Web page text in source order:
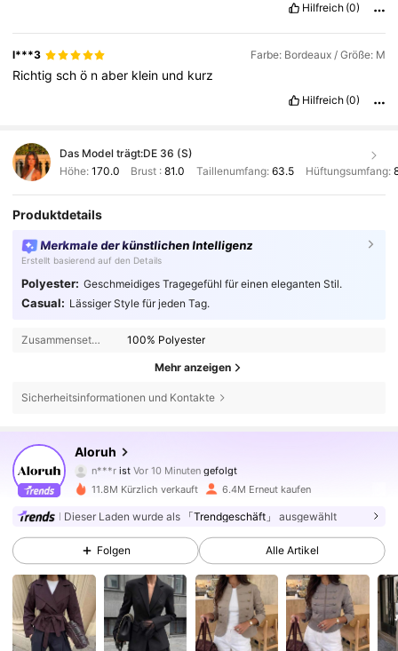
Hilfreich (0)
l***3 Farbe: Bordeaux / Größe: M
Richtigschö naber klein und kurz
Hilfreich (0)
Das Model trägt:DE 36 (S)
Höhe: 170.0 Brust :81.0 Taillenumfang: 63.5 Hüftungsumfang:
Produktdetails
Merkmale der künstlichen Intelligenz
Erstellt basierend auf den Details
Polyester: Geschmeidiges Tragegefühl für einen eleganten Stil.
Casual: Lässiger Style für jeden Tag.
Zusammensetzung: 100% Polyester
Mehr anzeigen
Sicherheitsinformationen und Kontakte
Aloruh
n***r ist
a***h ist am Durchsuchen
4,77
2.6M Follower
4,77
2.6M Follower
11.8M Kürzlich verkauft 6.4M Erneut kaufen
Dieser Laden wurde als 「Trendgeschäft」 ausgewählt
Folgen Alle Artikel